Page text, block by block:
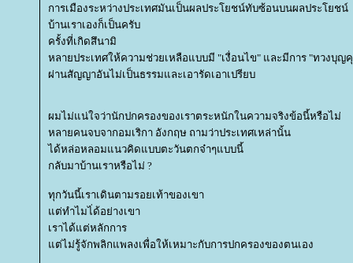
การเมืองระหว่างประเทศมันเป็นผลประโยชน์ทับซ้อนบนผลประโยชน์
บ้านเราเองก็เป็นครับ
ครั้งที่เกิดสึนามิ
หลายประเทศให้ความช่วยเหลือแบบมี "เงื่อนไข" และมีการ "ทวงบุญ
ผ่านสัญญาอันไม่เป็นธรรมและเอารัดเอาเปรียบ
ผมไม่แน่ใจว่านักปกครองของเราตระหนักในความจริงข้อนี้หรือไม่
หลายคนจบจากอมเริกา อังกฤษ ถามว่าประเทศเหล่านั้น
ได้หล่อหลอมแนวคิดแบบตะวันตกจ๋าๆแบบนี้
กลับมาบ้านเราหรือไม่ ?
ทุกวันนี้เราเดินตามรอยเท้าของเขา
ต่ทำไมไ่ด้อย่างเขา
เราได้แต่หลักการ
ต่ไม่รู้จักพลิกแพลงเพื่อให้เหมาะกับการปกครองของตนเอง